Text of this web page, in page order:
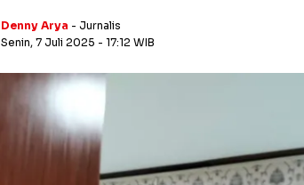
Denny Arya - Jurnalis
Senin, 7 Juli 2025 - 17:12 WIB